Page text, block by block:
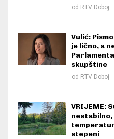
od RTV Doboj
Vulić:
je lično, a
skupštine
od RTV Doboj
VRIJEME:
nestabilno,
stepeni